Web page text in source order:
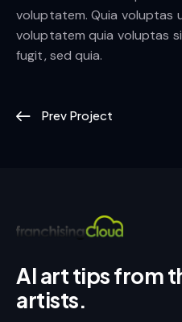
voluptatem. Quia voluptas
voluptatem quia voluptas
fugit, sed quia.
Prev Project
AI art tips from
artists.